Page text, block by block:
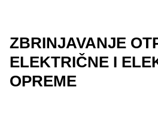
ZBRINJAVANJE
ELEKTRIČNE I
OPREME